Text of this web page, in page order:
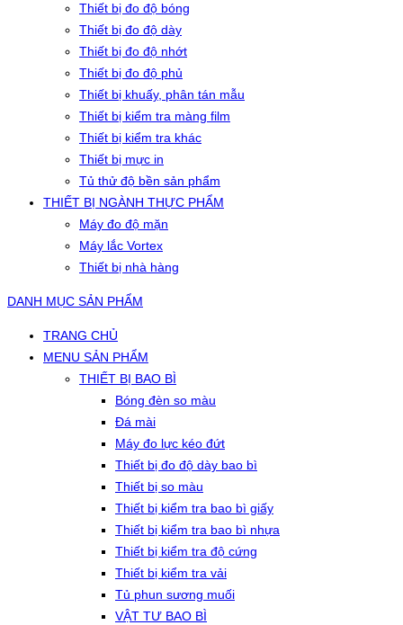
Thiết bị đo độ bóng
Thiết bị đo độ dày
Thiết bị đo độ nhớt
Thiết bị đo độ phủ
Thiết bị khuấy, phân tán mẫu
Thiết bị kiểm tra màng film
Thiết bị kiểm tra khác
Thiết bị mực in
Tủ thử độ bền sản phẩm
THIẾT BỊ NGÀNH THỰC PHẨM
Máy đo độ mặn
Máy lắc Vortex
Thiết bị nhà hàng
DANH MỤC SẢN PHẨM
TRANG CHỦ
MENU SẢN PHẨM
THIẾT BỊ BAO BÌ
Bóng đèn so màu
Đá mài
Máy đo lực kéo đứt
Thiết bị đo độ dày bao bì
Thiết bị so màu
Thiết bị kiểm tra bao bì giấy
Thiết bị kiểm tra bao bì nhựa
Thiết bị kiểm tra độ cứng
Thiết bị kiểm tra vải
Tủ phun sương muối
VẬT TƯ BAO BÌ